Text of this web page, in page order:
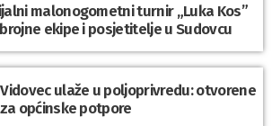
malonogometni turnir „Luka Kos”
ekipe i posjetitelje u Sudovcu
ulaže u poljoprivredu: otvorene
općinske potpore